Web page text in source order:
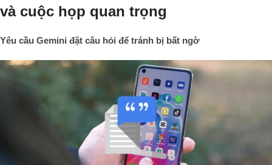
và cuộc họp quan trọng
Yêu cầu Gemini đặt câu hỏi để tránh bị bất ngờ